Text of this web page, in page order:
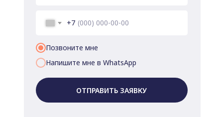
+7
Позвоните мне
Напишите мне в WhatsApp
ОТПРАВИТЬ ЗАЯВКУ